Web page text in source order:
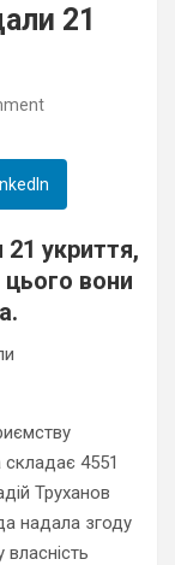
21
укриття,
вони
складає 4551
Труханов
надала згоду